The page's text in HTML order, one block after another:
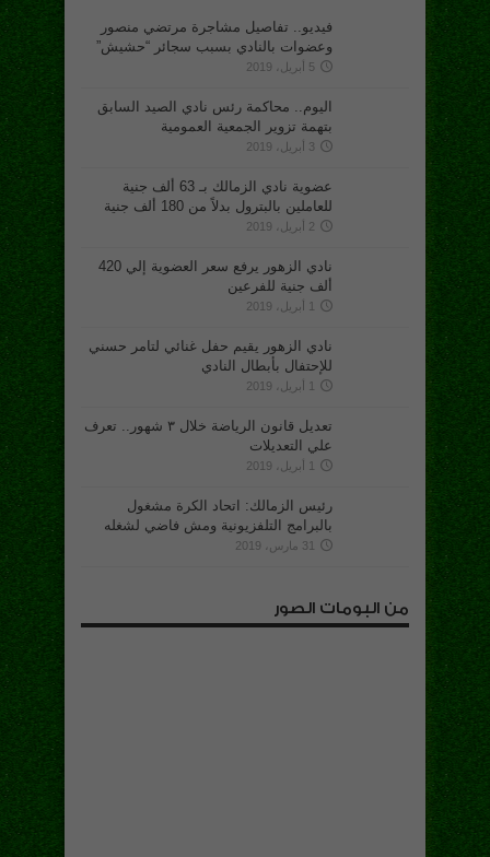
فيديو.. تفاصيل مشاجرة مرتضي منصور
وعضوات بالنادي بسبب سجائر “حشيش”
5 أبريل، 2019
اليوم.. محاكمة رئس نادي الصيد السابق
بتهمة تزوير الجمعية العمومية
3 أبريل، 2019
عضوية نادي الزمالك بـ 63 ألف جنية
للعاملين بالبترول بدلاً من 180 ألف جنية
2 أبريل، 2019
نادي الزهور يرفع سعر العضوية إلي 420
ألف جنية للفرعين
1 أبريل، 2019
نادي الزهور يقيم حفل غنائي لتامر حسني
للإحتفال بأبطال النادي
1 أبريل، 2019
تعديل قانون الرياضة خلال ٣ شهور.. تعرف
علي التعديلات
1 أبريل، 2019
رئيس الزمالك: اتحاد الكرة مشغول
بالبرامج التلفزيونية ومش فاضي لشغله
31 مارس، 2019
من البومات الصور